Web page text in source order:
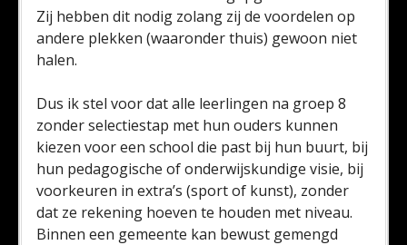
Zij hebben dit nodig zolang zij de voordelen op
andere plekken (waaronder thuis) gewoon niet
halen.
Dus ik stel voor dat alle leerlingen na groep 8
zonder selectiestap met hun ouders kunnen
kiezen voor een school die past bij hun buurt, bij
hun pedagogische of onderwijskundige visie, bij
voorkeuren in extra’s (sport of kunst), zonder
dat ze rekening hoeven te houden met niveau.
Binnen een gemeente kan bewust gemengd